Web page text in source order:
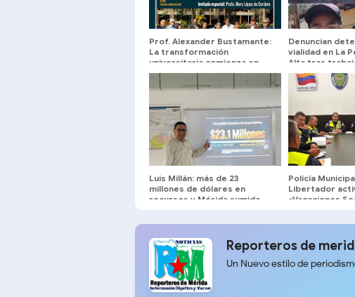
Prof. Alexander Bustamante:
La transformación
universitaria comienza en
sus Escuelas y Facultades
Denuncian
vialidad en La
Alta tras
tuberías de
Luis Millán: más de 23
millones de dólares en
recursos y Mérida sumida
Policía
Libertador
«Vacaciones
Reporteros de
Un Nuevo estilo de